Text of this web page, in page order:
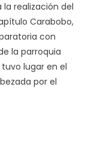
realización del
Carabobo,
con
la parroquia
lugar en el
por el